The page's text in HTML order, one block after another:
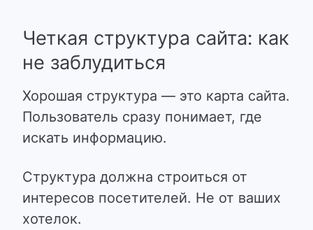
Четкая структура сайта: как
не заблудиться
Хорошая структура — это карта сайта.
Пользователь сразу понимает, где
искать информацию.
Структура должна строиться от
интересов посетителей. Не от ваших
хотелок.